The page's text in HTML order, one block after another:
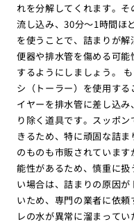
れを分解してくれます。
流し込み、30分〜1時間ほ
を使うことで、詰まりが
便器や排水管を傷める可
するようにしましょう。
シ（トーラー）を使用す
イヤーを排水管に差し込
り除く道具です。スッポ
きるため、特に頑固な詰
のものも市販されていま
能性があるため、慎重に
い場合は、詰まりの原因
いため、専門の業者に依
レの水が異常に溜まって